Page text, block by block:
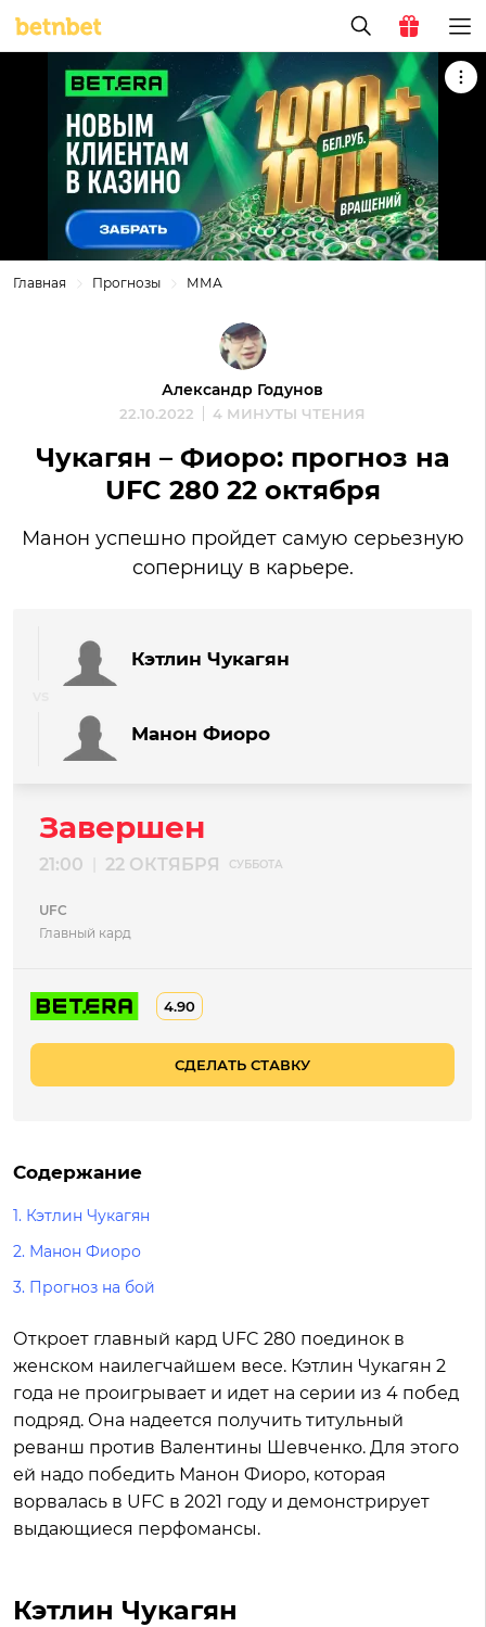
Главная Прогнозы ММА
Александр Годунов
22.10.2022 4 МИНУТЫ ЧТЕНИЯ
Чукагян – Фиоро: прогноз на
UFC 280 22 октября
Манон успешно пройдет самую серьезную
соперницу в карьере.
Кэтлин Чукагян
Манон Фиоро
Завершен
21:00 22 ОКТЯБРЯ СУББОТА
UFC
Главный кард
4.90
СДЕЛАТЬ СТАВКУ
Содержание
1. Кэтлин Чукагян
2. Манон Фиоро
3. Прогноз на бой
Откроет главный кард UFC 280 поединок в
женском наилегчайшем весе. Кэтлин Чукагян 2
года не проигрывает и идет на серии из 4 побед
подряд. Она надеется получить титульный
реванш против Валентины Шевченко. Для этого
ей надо победить Манон Фиоро, которая
ворвалась в UFC в 2021 году и демонстрирует
выдающиеся перфомансы.
Кэтлин Чукагян